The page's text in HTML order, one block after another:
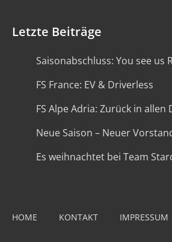
Letzte Beiträge
Saisonabschluss: You see us
FS France: EV & Driverless
FS Alpe Adria: Zurück in allen
Neue Saison – Neuer
Es weihnachtet bei Team
HOME KONTAKT IMPRESSUM